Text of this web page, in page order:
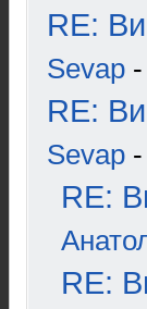
RE:
Sevap
RE:
Sevap
RE:
RE: